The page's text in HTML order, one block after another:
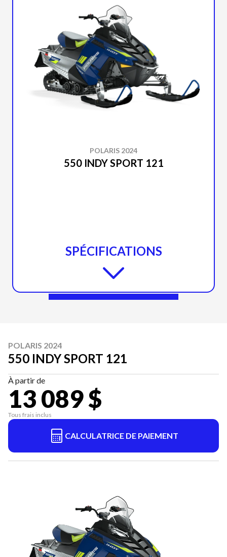
POLARIS 2024
550 INDY SPORT 121
SPÉCIFICATIONS
POLARIS 2024
550 INDY SPORT 121
À partir de
13 089 $
Tous frais inclus
CALCULATRICE DE PAIEMENT